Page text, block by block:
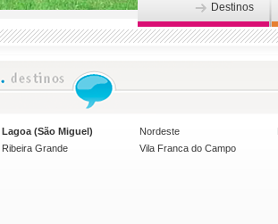
Destinos
Lagoa (São Miguel) Nordeste
Ribeira Grande
Vila Franca do Campo